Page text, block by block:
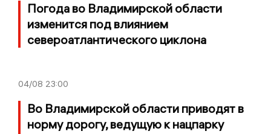
Погода во Владимирской области
изменится под влиянием
североатлантического циклона
04/08 23:00
Во Владимирской области приводят в
норму дорогу, ведущую к нацпарку